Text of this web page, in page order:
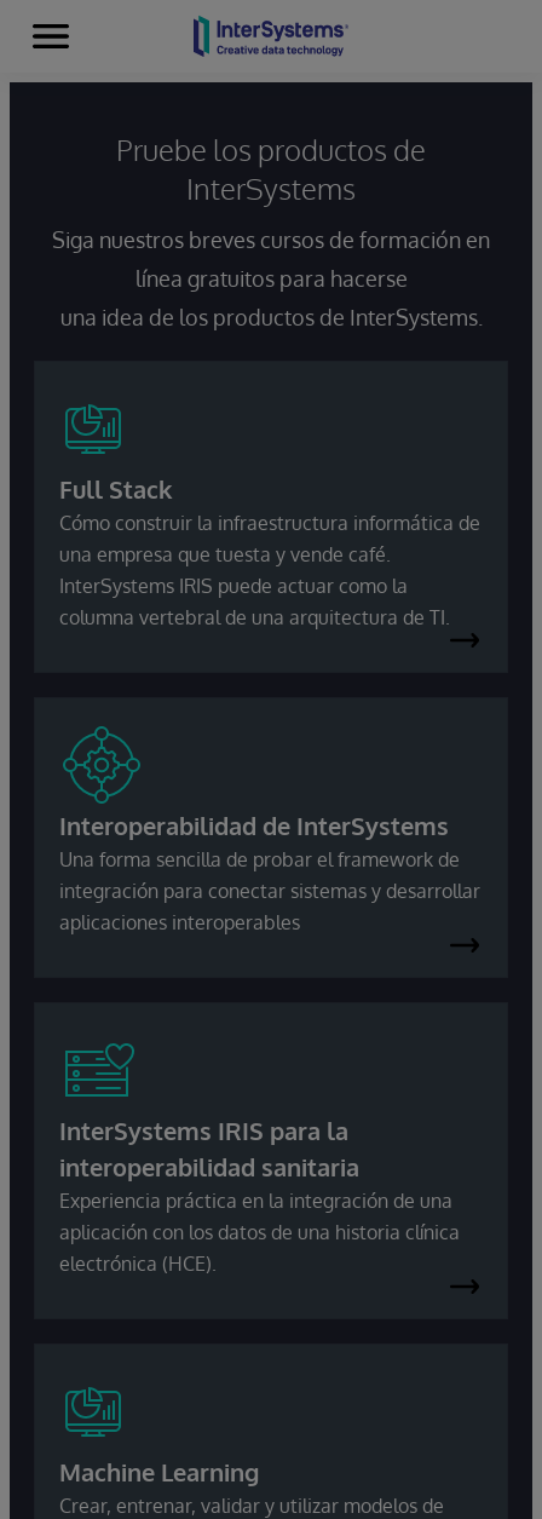
Skip to content
Secciones
Pruebe los productos de
InterSystems
Siga nuestros breves cursos de formación en
línea gratuitos para hacerse
una idea de los productos de InterSystems.
Full Stack
Cómo construir la infraestructura informática de
una empresa que tuesta y vende café.
InterSystems IRIS puede actuar como la
columna vertebral de una arquitectura de TI.
Interoperabilidad de InterSystems
Una forma sencilla de probar el framework de
integración para conectar sistemas y desarrollar
aplicaciones interoperables
InterSystems IRIS para la
interoperabilidad sanitaria
Experiencia práctica en la integración de una
aplicación con los datos de una historia clínica
electrónica (HCE).
Machine Learning
Crear, entrenar, validar y utilizar modelos de